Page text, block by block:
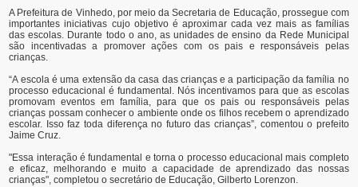
A Prefeitura de Vinhedo, por meio da Secretaria de Educação, prossegue com
importantes iniciativas cujo objetivo é aproximar cada vez mais as famílias
das escolas. Durante todo o ano, as unidades de ensino da Rede Municipal
são incentivadas a promover ações com os pais e responsáveis pelas
crianças.
“A escola é uma extensão da casa das crianças e a participação da família no
processo educacional é fundamental. Nós incentivamos para que as escolas
promovam eventos em família, para que os pais ou responsáveis pelas
crianças possam conhecer o ambiente onde os filhos recebem o aprendizado
escolar. Isso faz toda diferença no futuro das crianças”, comentou o prefeito
Jaime Cruz.
"Essa interação é fundamental e torna o processo educacional mais completo
e eficaz, melhorando e muito a capacidade de aprendizado das nossas
crianças", completou o secretário de Educação, Gilberto Lorenzon.